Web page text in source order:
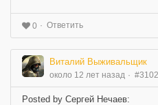
0 Ответить
Виталий Выживальщик
около 12 лет назад
Posted by Сергей Нечаев: